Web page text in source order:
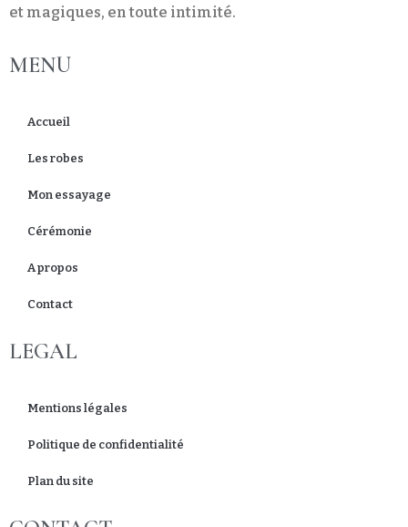
et magiques, en toute intimité.
MENU
Accueil
Les robes
Mon essayage
Cérémonie
A propos
Contact
LEGAL
Mentions légales
Politique de confidentialité
Plan du site